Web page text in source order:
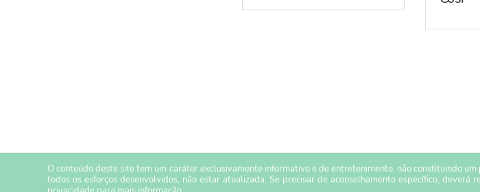
O conteúdo deste site tem um caráter exclusivamente informativo e de entretenimento, não constituindo
todos os esforços desenvolvidos, não estar atualizada. Se precisar de aconselhamento específico, deverá